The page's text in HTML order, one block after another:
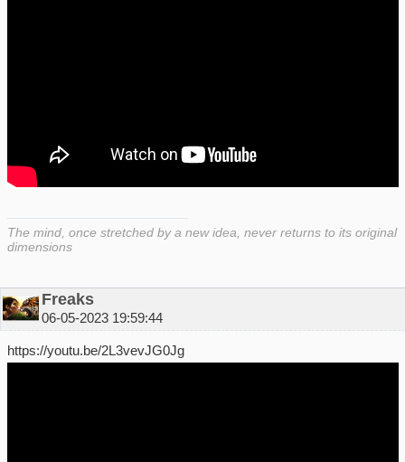
The mind, once stretched by a new idea, never returns to its original
dimensions
Freaks
06-05-2023 19:59:44
https://youtu.be/2L3vevJG0Jg